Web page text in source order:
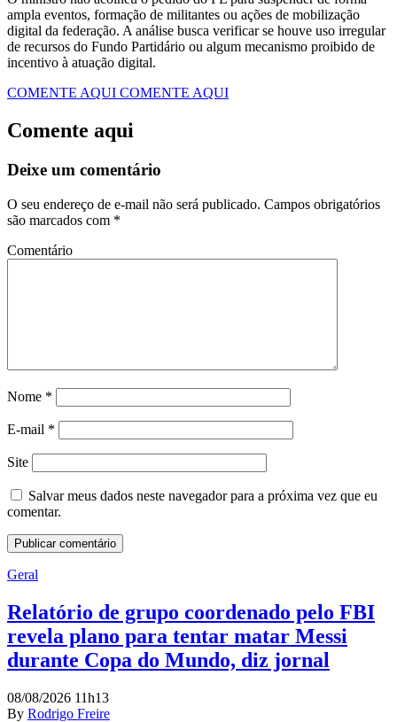
ampla eventos, formação de militantes ou ações de mobilização
digital da federação. A análise busca verificar se houve uso irregular
de recursos do Fundo Partidário ou algum mecanismo proibido de
incentivo à atuação digital.
COMENTE AQUI COMENTE AQUI
Comente aqui
Deixe um comentário
O seu endereço de e-mail não será publicado. Campos obrigatórios
são marcados com *
Comentário
Nome *
E-mail *
Site
Salvar meus dados neste navegador para a próxima vez que eu
comentar.
Geral
Relatório de grupo coordenado pelo FBI
revela plano para tentar matar Messi
durante Copa do Mundo, diz jornal
08/08/2026 11h13
By Rodrigo Freire